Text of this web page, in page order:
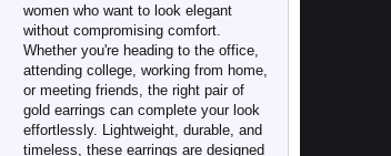
women who want to look elegant
without compromising comfort.
Whether you're heading to the office,
attending college, working from home,
or meeting friends, the right pair of
gold earrings can complete your look
effortlessly. Lightweight, durable, and
timeless, these earrings are designed